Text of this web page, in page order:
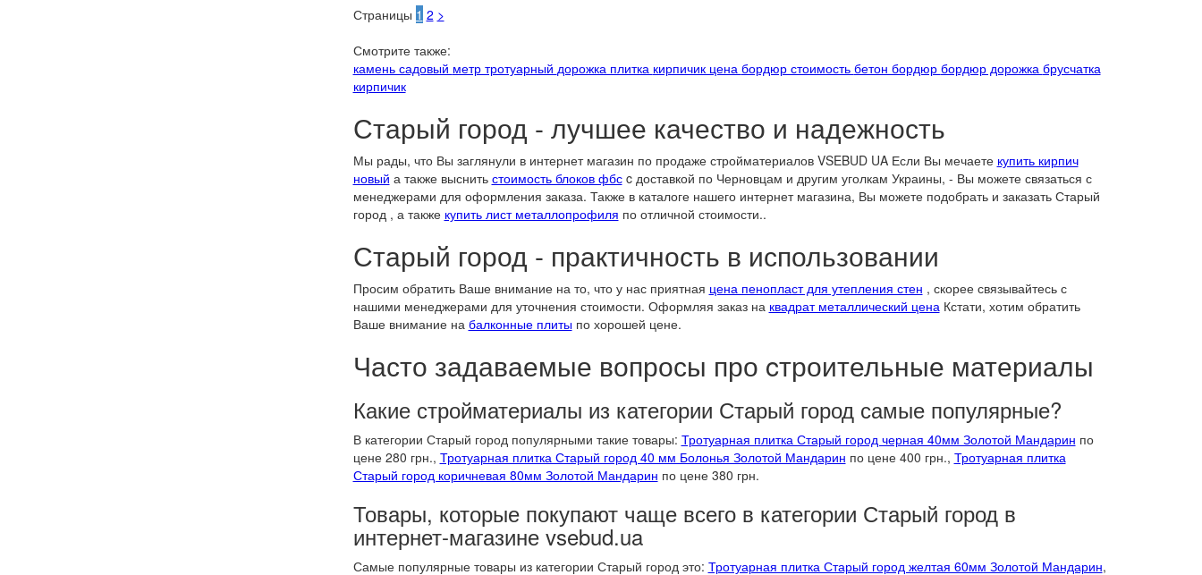
Страницы 1 2 >
Смотрите также:
камень садовый метр тротуарный дорожка плитка кирпичик цена бордюр стоимость бетон бордюр бордюр дорожка брусчатка
кирпичик
Старый город - лучшее качество и надежность
Мы рады, что Вы заглянули в интернет магазин по продаже стройматериалов VSEBUD UA Если Вы мечаете купить кирпич
новый а также выснить стоимость блоков фбсc доставкой по Черновцам и другим уголкам Украины, - Вы можете связаться с
менеджерами для оформления заказа. Также в каталоге нашего интернет магазина, Вы можете подобрать и заказать Старый
город , а также купить лист металлопрофиля по отличной стоимости..
Старый город - практичность в использовании
Просим обратить Ваше внимание на то, что у нас приятная цена пенопласт для утепления стен , скорее связывайтесь с
нашими менеджерами для уточнения стоимости. Оформляя заказ на квадрат металлический ценаКстати, хотим обратить
Ваше внимание на балконные плитыпо хорошей цене.
Часто задаваемые вопросы про cтроительные материалы
Какие стройматериалы из категории Старый город самые популярные?
В категории Старый город популярными такие товары: Тротуарная плитка Старый город черная 40мм Золотой Мандарин по
цене 280 грн., Тротуарная плитка Старый город 40 мм Болонья Золотой Мандарин по цене 400 грн., Тротуарная плитка
Старый город коричневая 80мм Золотой Мандарин по цене 380 грн.
Товары, которые покупают чаще всего в категории Старый город в
интернет-магазине vsebud.ua
Самые популярные товары из категории Старый город это: Тротуарная плитка Старый город желтая 60мм Золотой Мандарин,